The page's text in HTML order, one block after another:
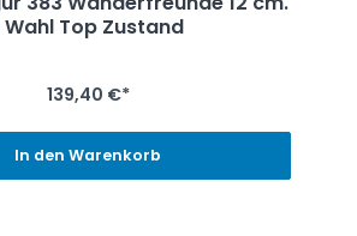
Wahl Top Zustand
139,40 €*
In den Warenkorb